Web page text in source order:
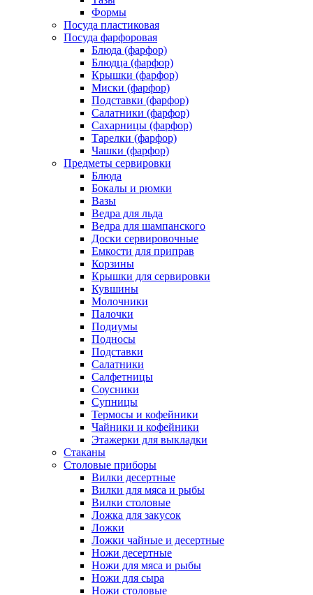
Формы
Посуда пластиковая
Посуда фарфоровая
Блюда (фарфор)
Блюдца (фарфор)
Крышки (фарфор)
Миски (фарфор)
Подставки (фарфор)
Салатники (фарфор)
Сахарницы (фарфор)
Тарелки (фарфор)
Чашки (фарфор)
Предметы сервировки
Блюда
Бокалы и рюмки
Вазы
Ведра для льда
Ведра для шампанского
Доски сервировочные
Емкости для приправ
Корзины
Крышки для сервировки
Кувшины
Молочники
Палочки
Подиумы
Подносы
Подставки
Салатники
Салфетницы
Соусники
Супницы
Термосы и кофейники
Чайники и кофейники
Этажерки для выкладки
Стаканы
Столовые приборы
Вилки десертные
Вилки для мяса и рыбы
Вилки столовые
Ложка для закусок
Ложки
Ложки чайные и десертные
Ножи десертные
Ножи для мяса и рыбы
Ножи для сыра
Ножи столовые